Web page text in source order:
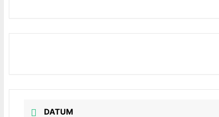
DATUM